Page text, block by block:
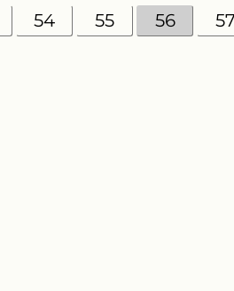
54 55 56 57